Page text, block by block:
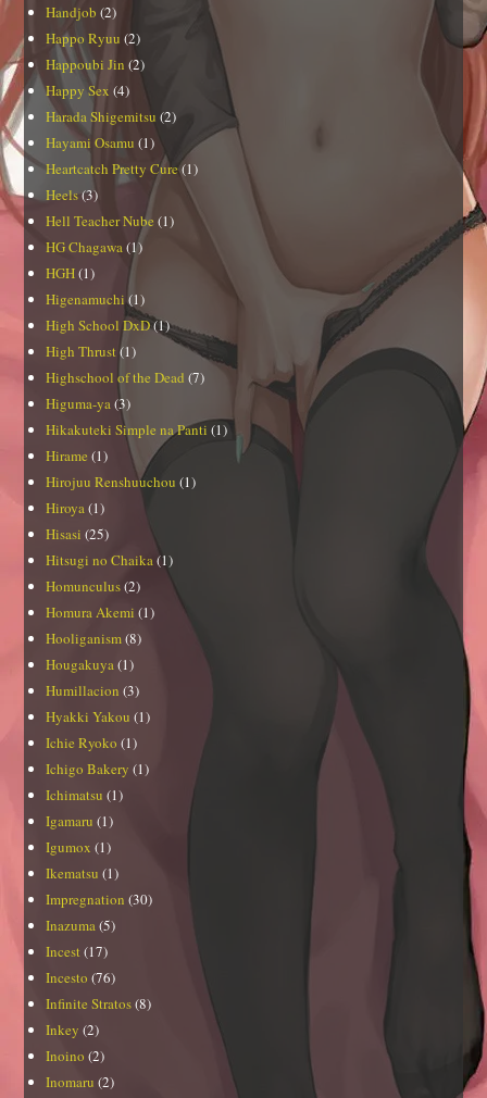
Handjob (2)
Happo Ryuu (2)
Happoubi Jin (2)
Happy Sex (4)
Harada Shigemitsu (2)
Hayami Osamu (1)
Heartcatch Pretty Cure(1)
Heels(3)
Hell Teacher Nube (1)
HG Chagawa(1)
HGH(1)
Higenamuchi (1)
High School DxD(1)
High Thrust(1)
Highschool of the Dead (7)
Higuma-ya(3)
Hikakuteki Simple na Panti (1)
Hirame (1)
Hirojuu Renshuuchou (1)
Hiroya(1)
Hisasi (25)
Hitsugi no Chaika(1)
Homunculus(2)
Homura Akemi (1)
Hooliganism(8)
Hougakuya(1)
Humillacion (3)
Hyakki Yakou (1)
Ichie Ryoko (1)
Ichigo Bakery (1)
Ichimatsu (1)
Igamaru (1)
Igumox (1)
Ikematsu (1)
Impregnation (30)
Inazuma(5)
Incest (17)
Incesto (76)
Infinite Stratos(8)
Inkey (2)
Inoino (2)
Inomaru (2)